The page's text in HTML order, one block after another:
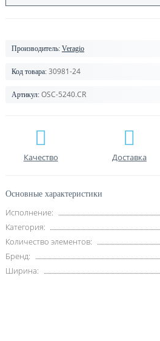
Производитель: Veragio
Код товара: 30981-24
Артикул: OSC-5240.CR
Качество Доставка
Основные характеристики
Исполнение:
Категория:
Количество элементов:
Бренд:
Ширина: